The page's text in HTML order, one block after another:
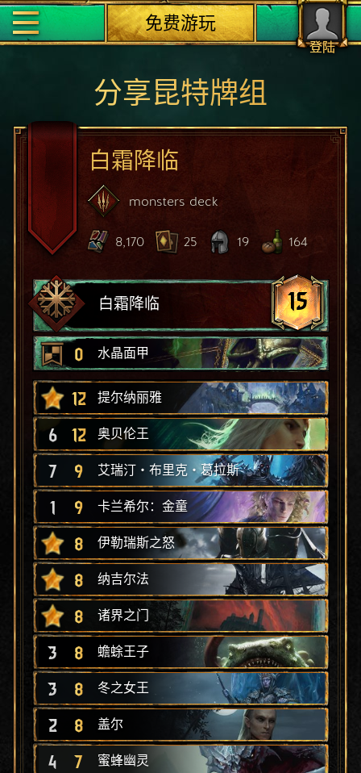
登陆
免费游玩
分享昆特牌组
白霜降临
monsters deck
8,170 25 19 164
白霜降临 15
0 水晶面甲
12 提尔纳丽雅
6 12 奥贝伦王
7 9 艾瑞汀‧布里克‧葛拉斯
1 9 卡兰希尔：金童
8 伊勒瑞斯之怒
8 纳吉尔法
8 诸界之门
3 8 蟾蜍王子
3 8 冬之女王
2 8 盖尔
4 7 蜜蜂幽灵